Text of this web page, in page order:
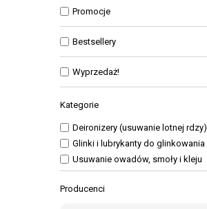
Promocje
Bestsellery
Wyprzedaż!
Kategorie
Deironizery (usuwanie lotnej rdzy)
Glinki i lubrykanty do glinkowania
Usuwanie owadów, smoły i kleju
Producenci